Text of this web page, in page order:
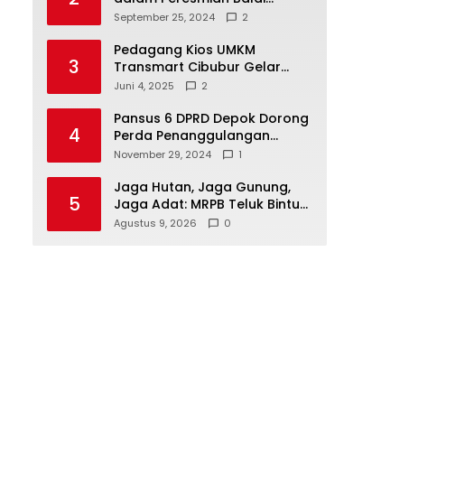
Warga di Sukamaju : Wadah
Aspirasi Masyarakat
September 25, 2024 2
3
Pedagang Kios UMKM
Transmart Cibubur Gelar
Family Gathering di Cisarua,
Kekompakan
Juni 4, 2025 2
4
Pansus 6 DPRD Depok Dorong
Perda Penanggulangan
Kebakaran untuk
November 29, 2024 1
5
Jaga Hutan, Jaga Gunung,
Jaga Adat: MRPB Teluk Bintuni
Tagih Pengakuan MHA Esnam
Agustus 9, 2026 0